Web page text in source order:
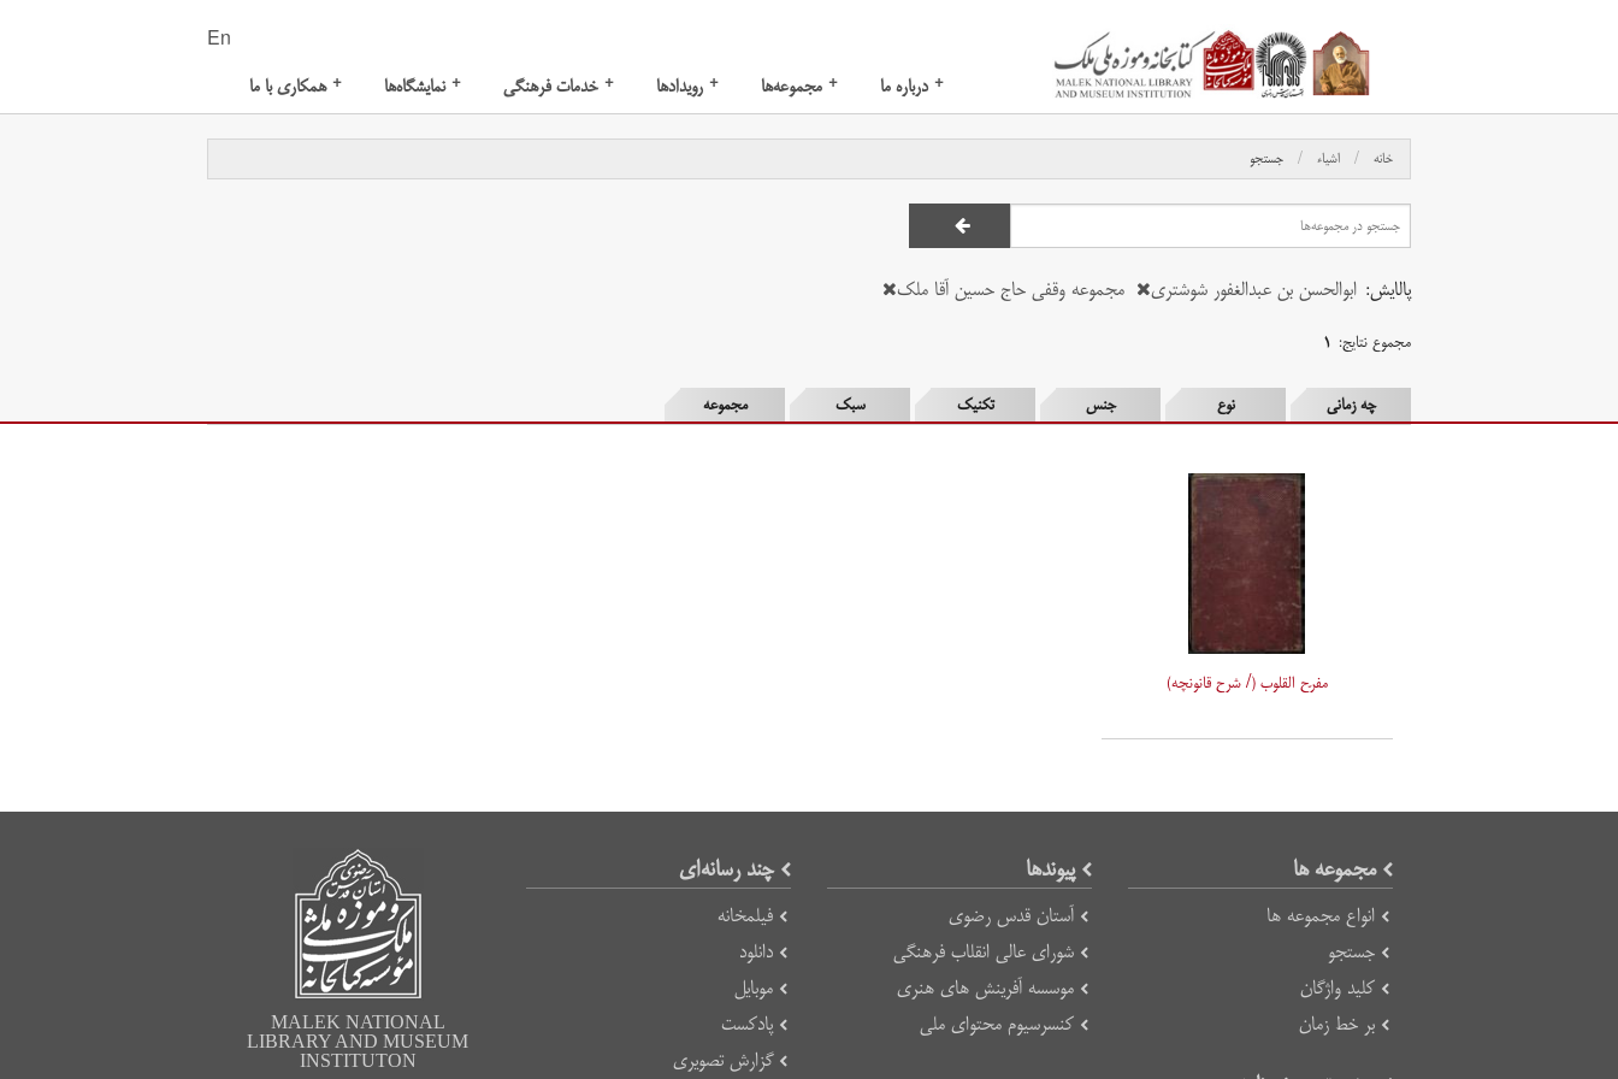
En
همکاری با ما + نمایشگاه‌ها + خدمات فرهنگی + رویدادها + مجموعه‌ها + درباره ما +
خانه اشیاء جستجو
پالایش: ابوالحسن بن عبدالغفور شوشتری مجموعه وقفی حاج حسین آقا ملک
مجموع نتایج: ۱
چه زمانی نوع جنس تکنیک سبک مجموعه
مفرّح القلوب (/ شرح قانونچه)
مجموعه ها
انواع مجموعه ها
جستجو
کلید واژگان
بر خط زمان
پیوند‌ها
آستان قدس رضوی
شورای عالی انقلاب فرهنگی
موسسه آفرینش های هنری
کنسرسیوم محتوای ملی
چند رسانه‌ای
فیلمخانه
دانلود
موبایل
پادکست
گزارش تصویری
MALEK NATIONAL
LIBRARY AND MUSEUM
INSTITUTON